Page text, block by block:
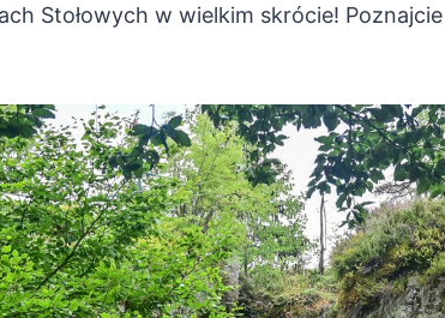
Stołowych w wielkim skrócie!